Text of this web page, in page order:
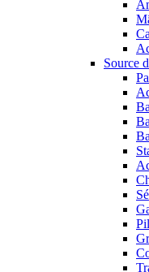
Source